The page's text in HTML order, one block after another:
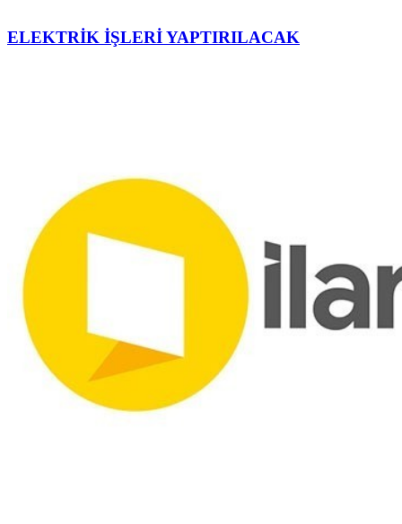
ELEKTRİK İŞLERİ YAPTIRILACAK